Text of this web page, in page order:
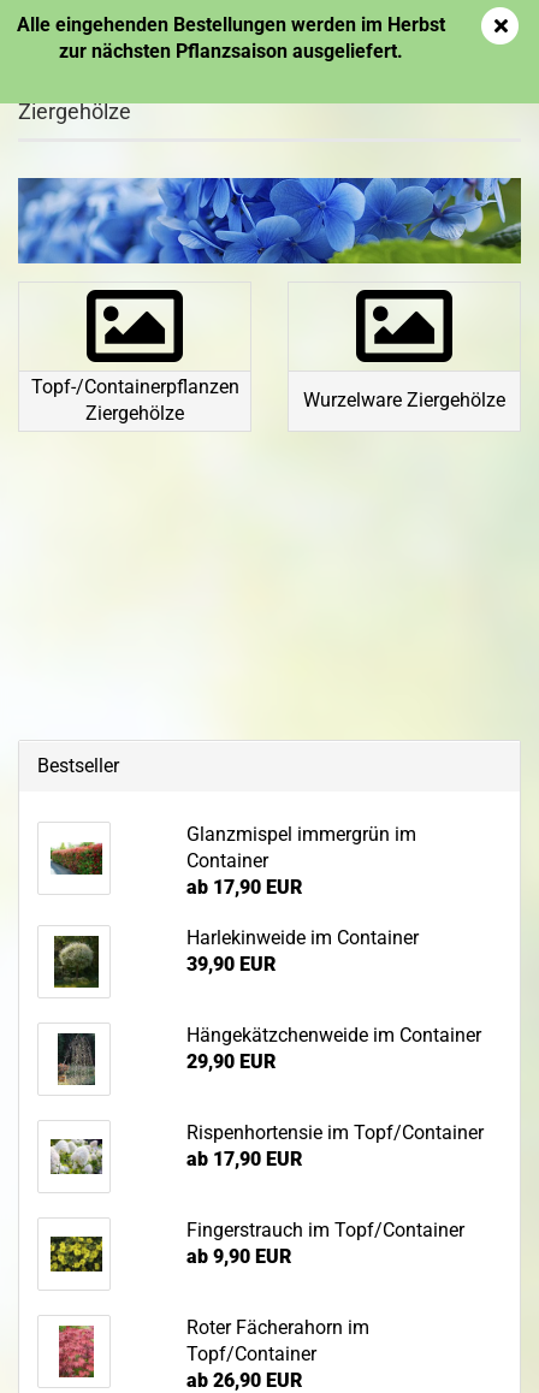
Alle eingehenden Bestellungen werden im Herbst
zur nächsten Pflanzsaison ausgeliefert.
Ziergehölze
Topf-/Containerpflanzen
Ziergehölze
Wurzelware Ziergehölze
Bestseller
Glanzmispel immergrün im
Container
ab 17,90 EUR
Harlekinweide im Container
39,90 EUR
Hängekätzchenweide im Container
29,90 EUR
Rispenhortensie im Topf/Container
ab 17,90 EUR
Fingerstrauch im Topf/Container
ab 9,90 EUR
Roter Fächerahorn im
Topf/Container
ab 26,90 EUR